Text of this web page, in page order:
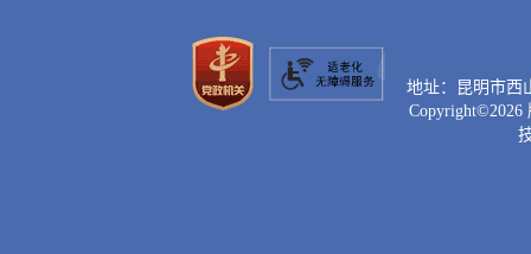
地址：昆明市西
Copyright©2026